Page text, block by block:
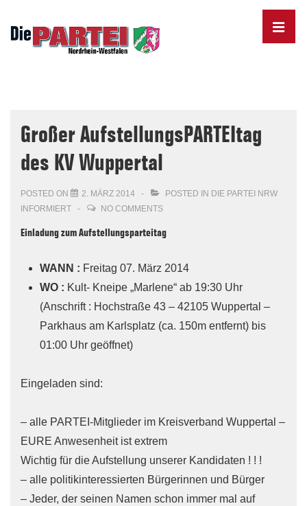
Skip
MENU
Großer AufstellungsPARTEItag
des KV Wuppertal
POSTED ON 2. MÄRZ 2014 POSTED IN DIE PARTEI NRW
INFORMIERT
NO COMMENTS
Einladung zum Aufstellungsparteitag
WANN : Freitag 07. März 2014
WO : Kult- Kneipe „Marlene“ ab 19:30 Uhr
(Anschrift : Hochstraße 43 – 42105 Wuppertal –
Parkhaus am Karlsplatz (ca. 150m entfernt) bis
01:00 Uhr geöffnet)
Eingeladen sind:
– alle PARTEI-Mitglieder im Kreisverband Wuppertal –
EURE Anwesenheit ist extrem
Wichtig für die Aufstellung unserer Kandidaten ! ! !
– alle politikinteressierten Bürgerinnen und Bürger
– Jeder, der seinen Namen schon immer mal auf